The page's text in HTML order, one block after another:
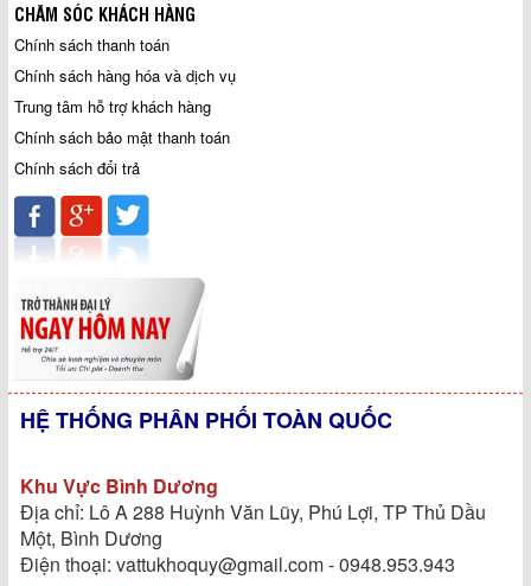
CHĂM SÓC KHÁCH HÀNG
Chính sách thanh toán
Chính sách hàng hóa và dịch vụ
Trung tâm hỗ trợ khách hàng
Chính sách bảo mật thanh toán
Chính sách đổi trả
HỆ THỐNG PHÂN PHỐI TOÀN QUỐC
Khu Vực Bình Dương
Địa chỉ: Lô A 288 Huỳnh Văn Lũy, Phú Lợi, TP Thủ Dầu
Một, Bình Dương
Điện thoại: vattukhoquy@gmail.com - 0948.953.943